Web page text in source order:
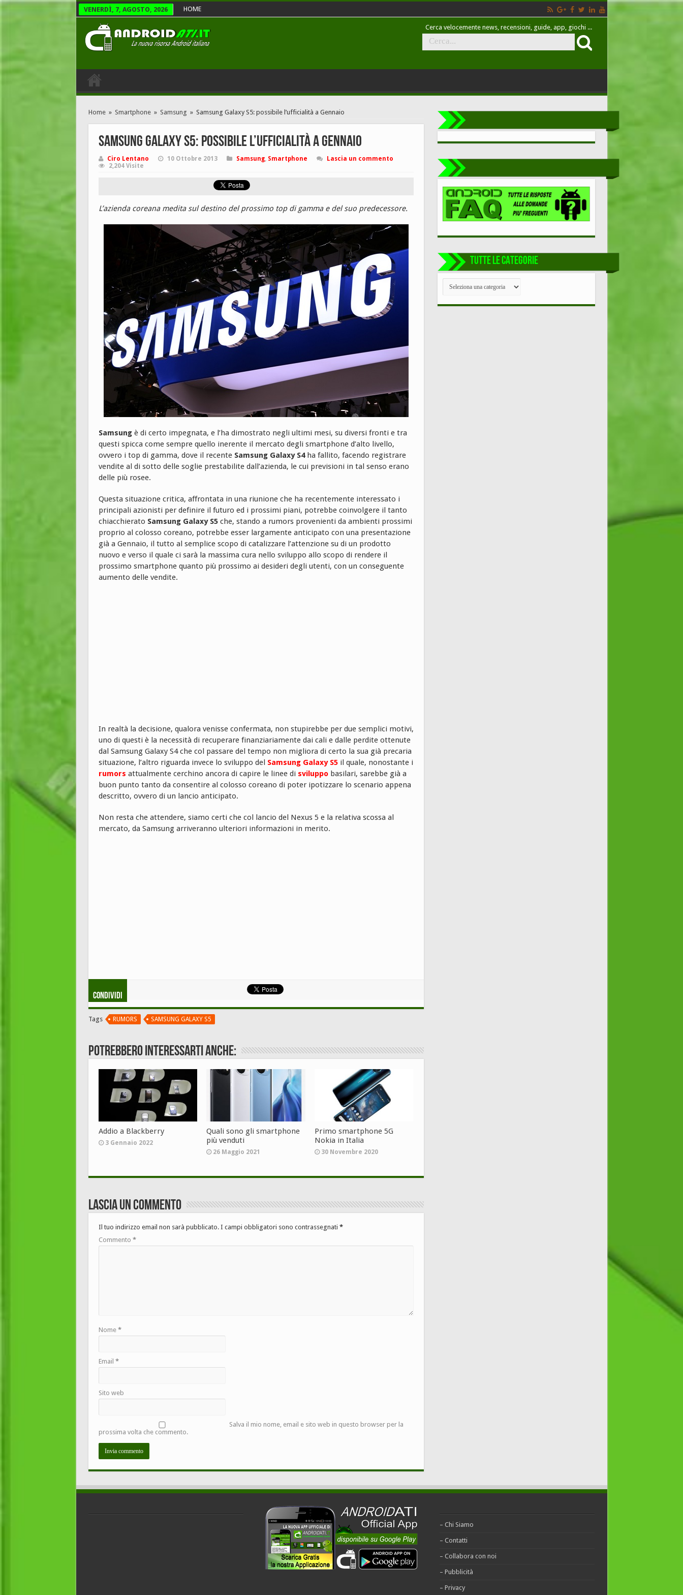
VENERDÌ, 7, AGOSTO, 2026 HOME
Cerca velocemente news, recensioni, guide, app, giochi ...
Home » Smartphone » Samsung » Samsung Galaxy S5: possibile l’ufficialità a Gennaio
Samsung Galaxy S5: possibile l’ufficialità a Gennaio
Ciro Lentano 10 Ottobre 2013 Samsung, Smartphone
Lascia un commento
2,204 Visite
L’azienda coreana medita sul destino del prossimo top di gamma e del suo predecessore.
Samsungè di certo impegnata, e l’ha dimostrato negli ultimi mesi, su diversi fronti e tra
questi spicca come sempre quello inerente il mercato degli smartphone d’alto livello,
ovvero i top di gamma, dove il recente Samsung Galaxy S4ha fallito, facendo registrare
vendite al di sotto delle soglie prestabilite dall’azienda, le cui previsioni in tal senso erano
delle più rosee.
Questa situazione critica, affrontata in una riunione che ha recentemente interessato i
principali azionisti per definire il futuro ed i prossimi piani, potrebbe coinvolgere il tanto
chiacchierato Samsung Galaxy S5che, stando a rumors provenienti da ambienti prossimi
proprio al colosso coreano, potrebbe esser largamente anticipato con una presentazione
già a Gennaio, il tutto al semplice scopo di catalizzare l’attenzione su di un prodotto
nuovo e verso il quale ci sarà la massima cura nello sviluppo allo scopo di rendere il
prossimo smartphone quanto più prossimo ai desideri degli utenti, con un conseguente
aumento delle vendite.
In realtà la decisione, qualora venisse confermata, non stupirebbe per due semplici motivi,
uno di questi è la necessità di recuperare finanziariamente dai cali e dalle perdite ottenute
dal Samsung Galaxy S4 che col passare del tempo non migliora di certo la sua già precaria
situazione, l’altro riguarda invece lo sviluppo del Samsung Galaxy S5il quale, nonostante i
rumors attualmente cerchino ancora di capire le linee disviluppobasilari, sarebbe già a
buon punto tanto da consentire al colosso coreano di poter ipotizzare lo scenario appena
descritto, ovvero di un lancio anticipato.
Non resta che attendere, siamo certi che col lancio del Nexus 5 e la relativa scossa al
mercato, da Samsung arriveranno ulteriori informazioni in merito.
Condividi
Tags RUMORS SAMSUNG GALAXY S5
Potrebbero interessarti anche:
Addio a Blackberry
3 Gennaio 2022
Quali sono gli smartphone
più venduti
26 Maggio 2021
Primo smartphone 5G
Nokia in Italia
30 Novembre 2020
Lascia un commento
Il tuo indirizzo email non sarà pubblicato. I campi obbligatori sono contrassegnati *
Commento *
Nome *
Email *
Sito web
Salva il mio nome, email e sito web in questo browser per la
prossima volta che commento.
TUTTE LE CATEGORIE
TUTTE
CATEGORIE
– Chi Siamo
– Contatti
– Collabora con noi
– Pubblicità
– Privacy